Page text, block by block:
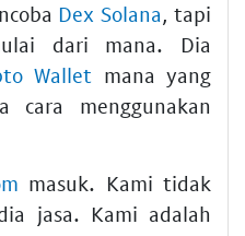
Dex Solana, tapi
dari mana. Dia
Wallet mana yang
cara menggunakan
masuk. Kami tidak
jasa. Kami adalah